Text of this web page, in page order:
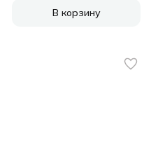
В корзину